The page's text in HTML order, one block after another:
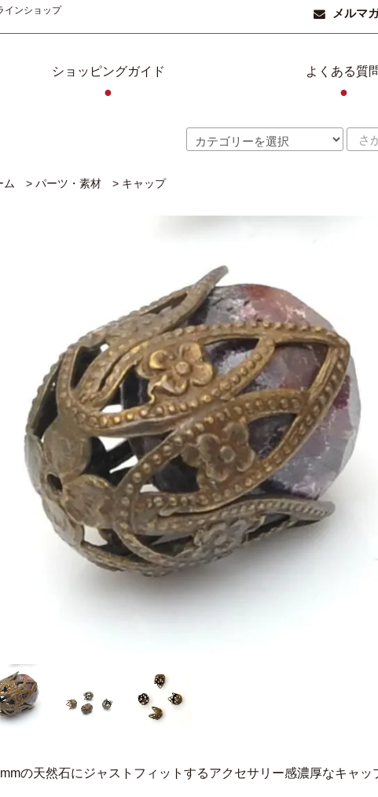
インショップ メルマ
ショッピングガイド
●
よくある質
●
ム > パーツ・素材 > キャップ
の天然石にジャストフィットするアクセサリー感濃厚なキャッ